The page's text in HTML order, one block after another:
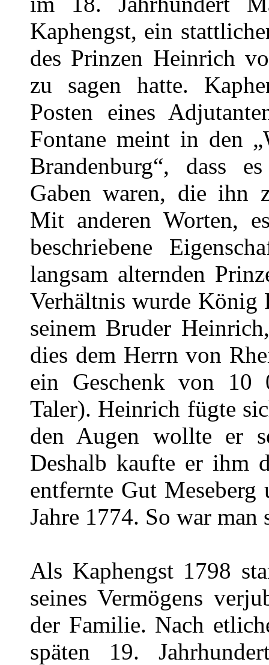
Kaphengst, ein
des Prinzen Heinrich
zu sagen hatte.
Posten eines
Fontane meint in den
Brandenburg“, dass
Gaben waren, die ihn
Mit anderen Worten,
beschriebene
langsam alternden
Verhältnis wurde
seinem Bruder
dies dem Herrn von
ein Geschenk von 10
Taler). Heinrich fügte
den Augen wollte er
Deshalb kaufte er ihm
entfernte Gut Meseberg
Jahre 1774. So war man
Als Kaphengst 1798
seines Vermögens
der Familie. Nach
späten 19.